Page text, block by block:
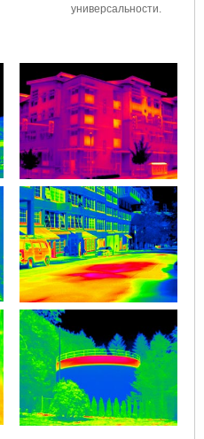
универсальности.